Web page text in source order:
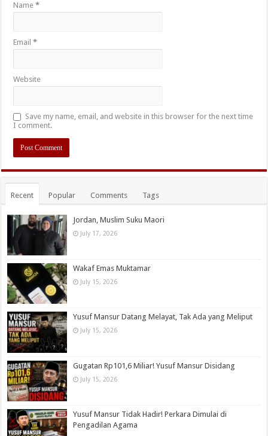
Name*
Email*
Website
Save my name, email, and website in this browser for the next time
I comment.
Recent Popular Comments Tags
Jordan, Muslim Suku Maori
July 17, 2026
Wakaf Emas Muktamar
July 15, 2026
Yusuf Mansur Datang Melayat, Tak Ada yang Meliput
July 15, 2026
Gugatan Rp101,6 Miliar! Yusuf Mansur Disidang
July 15, 2026
Yusuf Mansur Tidak Hadir! Perkara Dimulai di
Pengadilan Agama